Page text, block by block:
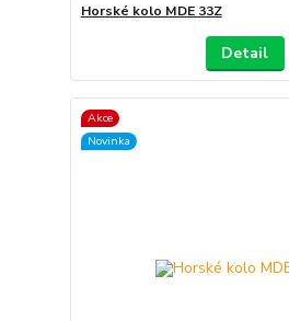
Horské kolo MDE 33Z
Detail
Akce
Novinka